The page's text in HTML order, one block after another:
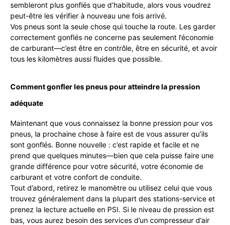
sembleront plus gonflés que d’habitude, alors vous voudrez
peut-être les vérifier à nouveau une fois arrivé.
Vos pneus sont la seule chose qui touche la route. Les garder
correctement gonflés ne concerne pas seulement l’économie
de carburant—c’est être en contrôle, être en sécurité, et avoir
tous les kilomètres aussi fluides que possible.
Comment gonfler les pneus pour atteindre la pression
adéquate
Maintenant que vous connaissez la bonne pression pour vos
pneus, la prochaine chose à faire est de vous assurer qu’ils
sont gonflés. Bonne nouvelle : c’est rapide et facile et ne
prend que quelques minutes—bien que cela puisse faire une
grande différence pour votre sécurité, votre économie de
carburant et votre confort de conduite.
Tout d’abord, retirez le manomètre ou utilisez celui que vous
trouvez généralement dans la plupart des stations-service et
prenez la lecture actuelle en PSI. Si le niveau de pression est
bas, vous aurez besoin des services d’un compresseur d’air